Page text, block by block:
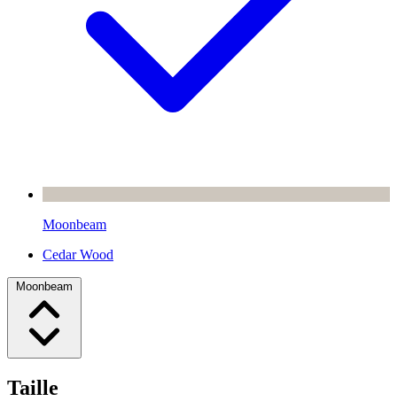
Moonbeam
Cedar Wood
Moonbeam
Taille